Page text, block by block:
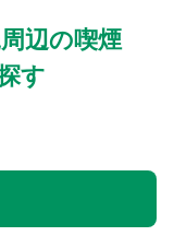
辺の喫煙
す